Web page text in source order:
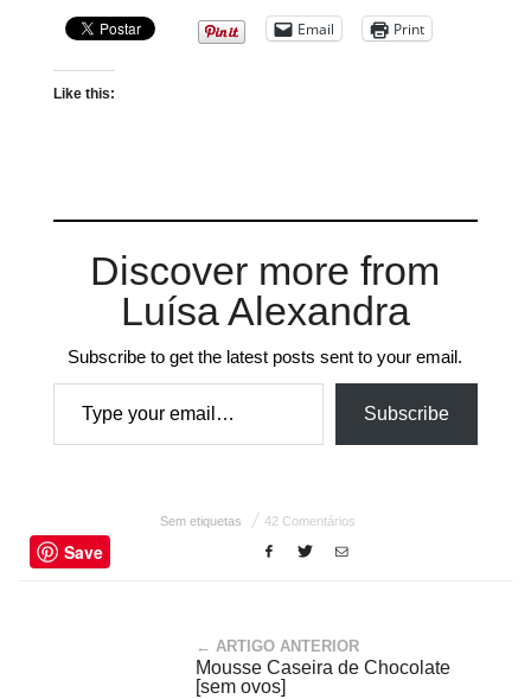
Email Print
Like this:
Discover more from
Luísa Alexandra
Subscribe to get the latest posts sent to your email.
Type your email…
Subscribe
Sem etiquetas 42 Comentários
Save
← ARTIGO ANTERIOR
Mousse Caseira de Chocolate
[sem ovos]